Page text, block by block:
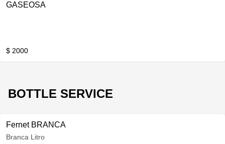
GASEOSA
$ 2000
BOTTLE SERVICE
Fernet BRANCA
Branca Litro